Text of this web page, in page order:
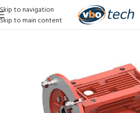
Skip to navigation
Skip to main content